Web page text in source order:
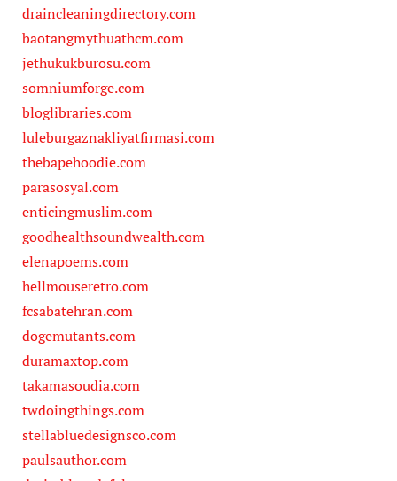
draincleaningdirectory.com
baotangmythuathcm.com
jethukukburosu.com
somniumforge.com
bloglibraries.com
luleburgaznakliyatfirmasi.com
thebapehoodie.com
parasosyal.com
enticingmuslim.com
goodhealthsoundwealth.com
elenapoems.com
hellmouseretro.com
fcsabatehran.com
dogemutants.com
duramaxtop.com
takamasoudia.com
twdoingthings.com
stellabluedesignsco.com
paulsauthor.com